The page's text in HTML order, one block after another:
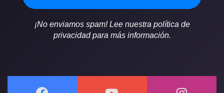
¡No enviamos spam! Lee nuestra política de
privacidad para más información.